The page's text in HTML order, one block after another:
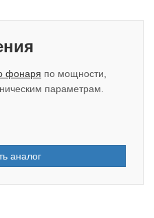
фонаря по мощности,
параметрам.
аналог